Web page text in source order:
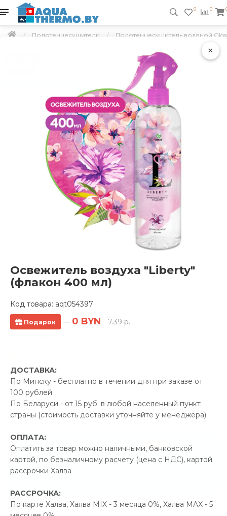
×
Освежитель воздуха "Liberty"
(флакон 400 мл)
Код товара: aqt054397
Подарок — 0 BYN 7.39 р.
ДОСТАВКА:
По Минску - бесплатно в течении дня при заказе от
100 рублей
По Беларуси - от 15 руб. в любой населенный пункт
страны (стоимость доставки уточняйте у менеджера)
ОПЛАТА:
Оплатить за товар можно наличными, банковской
картой, по безналичному расчету (цена с НДС), картой
рассрочки Халва
РАССРОЧКА:
По карте Халва, Халва MIX - 3 месяца 0%, Халва MAX - 5
0 0
Полотенцесушители Полотенцесушитель водяной
Полотенцесушитель водяной Gloss &
Reiter Skif LeRi 500х600/5 1" боковое
Производитель:Gloss &
Reiter
Код Товара: aqt052511
-5%
Экономия20.00 р.
В наличии